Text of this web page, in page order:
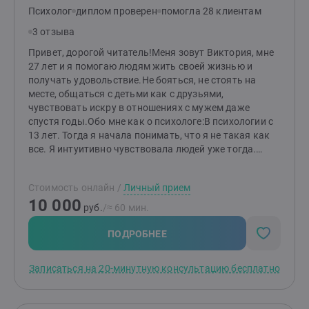
Психолог диплом проверен помогла 28 клиентам
3 отзыва
Привет, дорогой читатель!Меня зовут Виктория, мне
27 лет и я помогаю людям жить своей жизнью и
получать удовольствие.Не бояться, не стоять на
месте, общаться с детьми как с друзьями,
чувствовать искру в отношениях с мужем даже
спустя годы.Обо мне как о психологе:В психологии с
13 лет. Тогда я начала понимать, что я не такая как
все. Я интуитивно чувствовала людей уже тогда.
стороны. Давала взрослым совсем не детские
советы.Прежде чем начать практиковать как
психолог, помимо учебы я прошла 200 часов личной
терапии и постоянно нахожусь в поддерживающей.
Супервизируюсь регулярно. Считаю, что без личной
помогать клиентам.Сейчас прохожу курс повышения
Стоимость онлайн / Личный прием
10 000 руб./≈ 60 мин.
ПОДРОБНЕЕ
Записаться на 20-минутную консультацию бесплатно